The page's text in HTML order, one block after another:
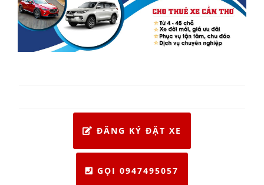
ĐĂNG KÝ ĐẶT XE
GỌI 0947495057